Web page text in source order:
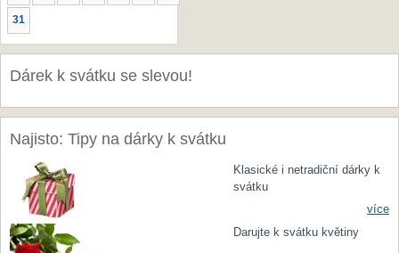
31
Dárek k svátku se slevou!
Najisto: Tipy na dárky k svátku
Klasické i netradiční dárky k
svátku
více
Darujte k svátku květiny